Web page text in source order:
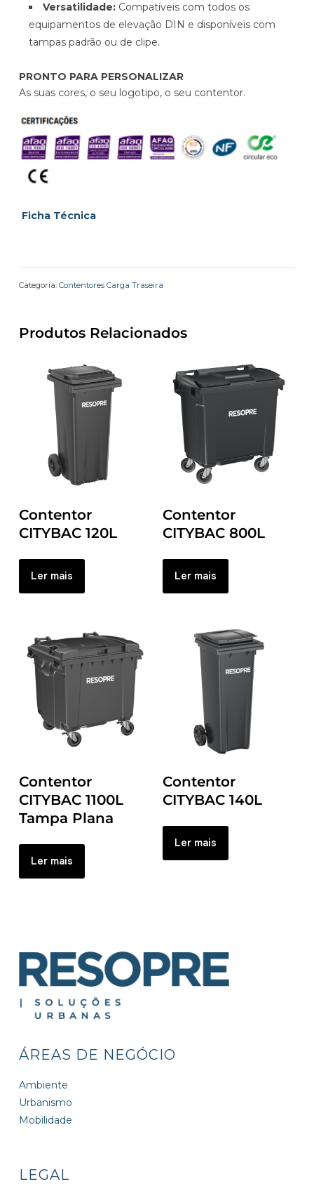
Versatilidade:Compatíveis com todos os
equipamentos de elevação DIN e disponíveis com
tampas padrão ou de clipe.
PRONTO PARA PERSONALIZAR
As suas cores, o seu logotipo, o seu contentor.
Ficha Técnica
Categoria: Contentores Carga Traseira
Produtos Relacionados
Contentor
CITYBAC 120L
Ler mais
Contentor
CITYBAC 800L
Ler mais
Contentor
CITYBAC 1100L
Tampa Plana
Ler mais
Contentor
CITYBAC 140L
Ler mais
ÁREAS DE NEGÓCIO
Ambiente
Urbanismo
Mobilidade
LEGAL